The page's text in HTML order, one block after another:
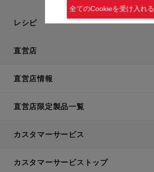
レシピ
直営店
直営店情報
直営店限定製品一覧
カスタマーサービス
カスタマーサービストップ
全てのCookieを受け入れる